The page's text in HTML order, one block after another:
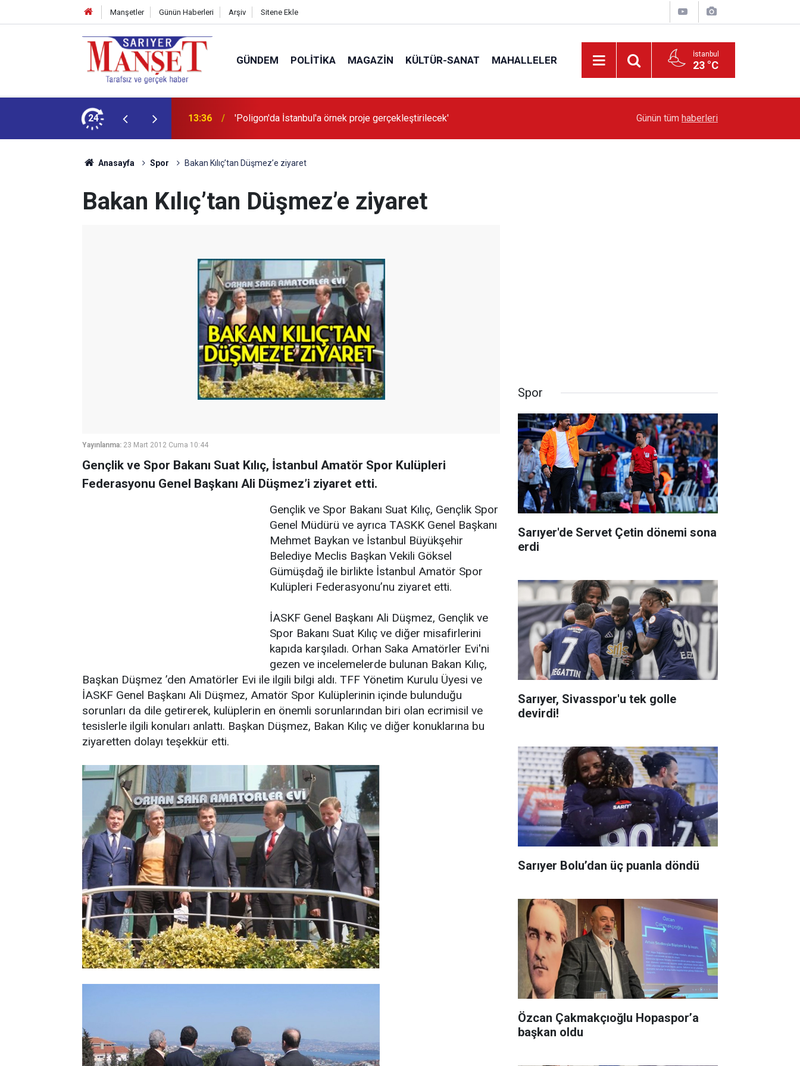
Manşetler Günün Haberleri Arşiv Sitene Ekle
GÜNDEM POLITIKA MAGAZIN KÜLTÜR-SANAT MAHALLELER İstanbul
23 °C
24 13:36 'Poligon'da İstanbul'a örnek proje gerçekleştirilecek' Sarıyer’de Edebiyat Rüzgârı Esecek
Günün tüm haberleri
Anasayfa Spor Bakan Kılıç’tan Düşmez’e ziyaret
Bakan Kılıç’tan Düşmez’e ziyaret
Yayınlanma: 23 Mart 2012 Cuma 10:44
Gençlik ve Spor Bakanı Suat Kılıç, İstanbul Amatör Spor Kulüpleri
Federasyonu Genel Başkanı Ali Düşmez’i ziyaret etti.
Gençlik ve Spor Bakanı Suat Kılıç, Gençlik Spor
Genel Müdürü ve ayrıca TASKK Genel Başkanı
Mehmet Baykan ve İstanbul Büyükşehir
Belediye Meclis Başkan Vekili Göksel
Gümüşdağ ile birlikte İstanbul Amatör Spor
Kulüpleri Federasyonu’nu ziyaret etti.
İASKF Genel Başkanı Ali Düşmez, Gençlik ve
Spor Bakanı Suat Kılıç ve diğer misafirlerini
kapıda karşıladı. Orhan Saka Amatörler Evi'ni
gezen ve incelemelerde bulunan Bakan Kılıç,
Başkan Düşmez ’den Amatörler Evi ile ilgili bilgi aldı. TFF Yönetim Kurulu Üyesi ve
İASKF Genel Başkanı Ali Düşmez, Amatör Spor Kulüplerinin içinde bulunduğu
sorunları da dile getirerek, kulüplerin en önemli sorunlarından biri olan ecrimisil ve
tesislerle ilgili konuları anlattı. Başkan Düşmez, Bakan Kılıç ve diğer konuklarına bu
ziyaretten dolayı teşekkür etti.
Spor
Sarıyer'de Servet Çetin dönemi sona
erdi
Sarıyer, Sivasspor'u tek golle
devirdi!
Sarıyer Bolu’dan üç puanla döndü
Özcan Çakmakçıoğlu Hopaspor’a
başkan oldu